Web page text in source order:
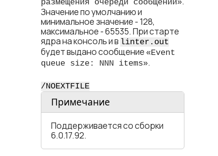
размещения очереди сообщений»
Значение по умолчанию и
минимальное значение - 128,
максимальное - 65535. При старте
ядра на консоль и в linter.out
будет выдано сообщение «Event
queue size: NNN items».
/NOEXTFILE
Примечание
Поддерживается со сборки
6.0.17.92.